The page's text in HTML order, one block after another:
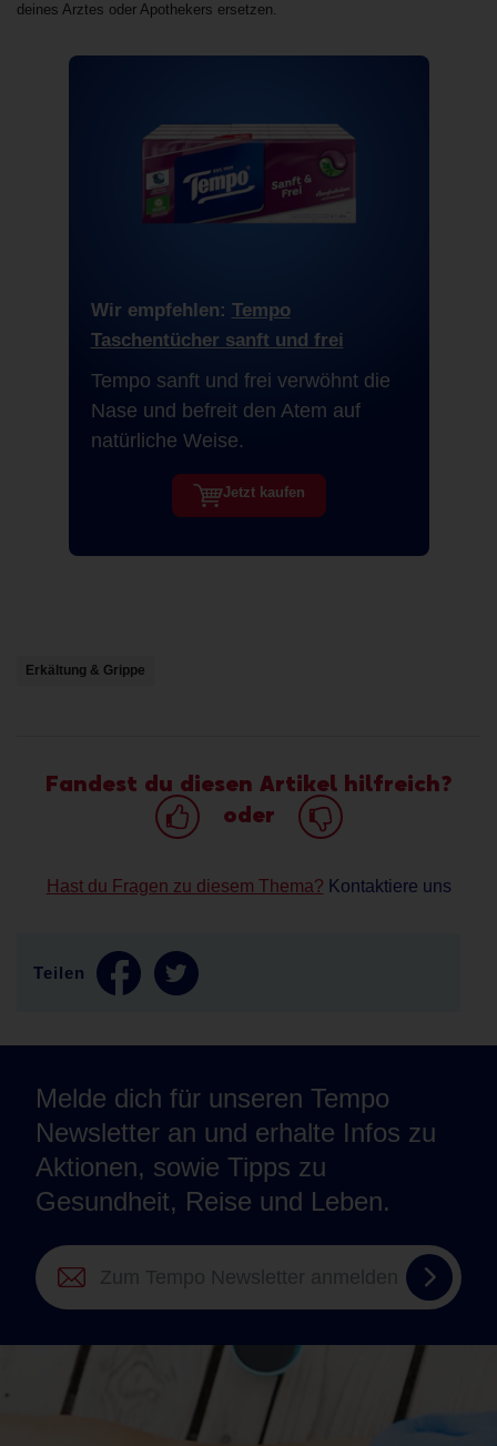
Wir empfehlen: Tempo
Taschentücher sanft und frei
Tempo sanft und frei verwöhnt die
Nase und befreit den Atem auf
natürliche Weise.
Jetzt kaufen
deines Arztes oder Apothekers ersetzen.
Erkältung & Grippe
Fandest du diesen Artikel hilfreich?
oder
Hast du Fragen zu diesem Thema? Kontaktiere uns
Teilen
Melde dich für unseren Tempo
Newsletter an und erhalte Infos zu
Aktionen, sowie Tipps zu
Gesundheit, Reise und Leben.
Zum
Tempo